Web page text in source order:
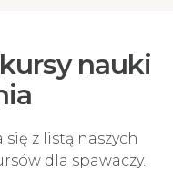
nauki
z listą naszych
dla spawaczy.